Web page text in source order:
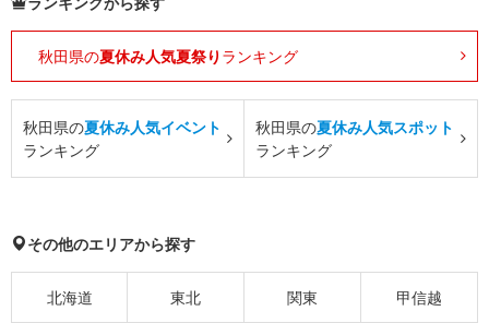
秋田県の夏休み人気夏祭り ランキング
秋田県の夏休み人気イベント
ランキング
秋田県の夏休み人気スポット
ランキング
その他のエリアから探す
北海道 東北 関東 甲信越